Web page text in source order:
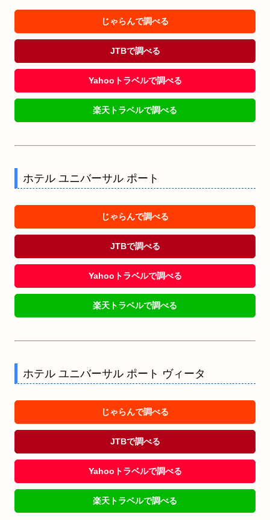
じゃらんで調べる
JTBで調べる
Yahooトラベルで調べる
楽天トラベルで調べる
ホテル ユニバーサル ポート
じゃらんで調べる
JTBで調べる
Yahooトラベルで調べる
楽天トラベルで調べる
ホテル ユニバーサル ポート ヴィータ
じゃらんで調べる
JTBで調べる
Yahooトラベルで調べる
楽天トラベルで調べる